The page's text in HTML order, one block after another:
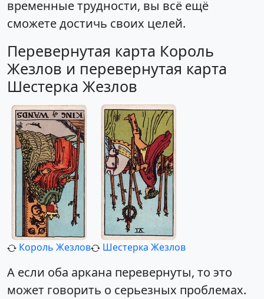
временные трудности, вы всё ещё
сможете достичь своих целей.
Перевернутая карта Король
Жезлов и перевернутая карта
Шестерка Жезлов
Король Жезлов Шестерка Жезлов
А если оба аркана перевернуты, то это
может говорить о серьезных проблемах.